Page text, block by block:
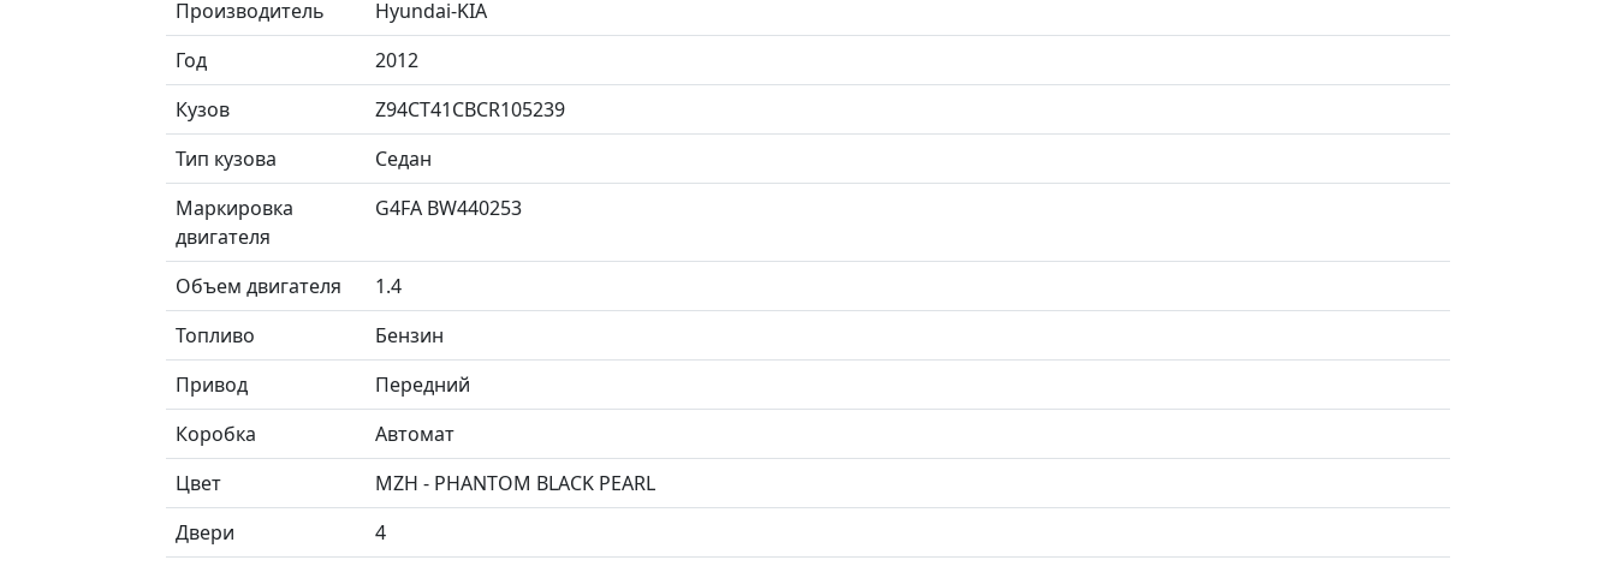
Производитель
Hyundai-KIA
Год
2012
Кузов
Z94CT41CBCR105239
Тип кузова
Седан
Маркировка
двигателя
G4FA BW440253
Объем двигателя
1.4
Топливо
Бензин
Привод
Передний
Коробка
Автомат
Цвет
MZH - PHANTOM BLACK PEARL
Двери
4